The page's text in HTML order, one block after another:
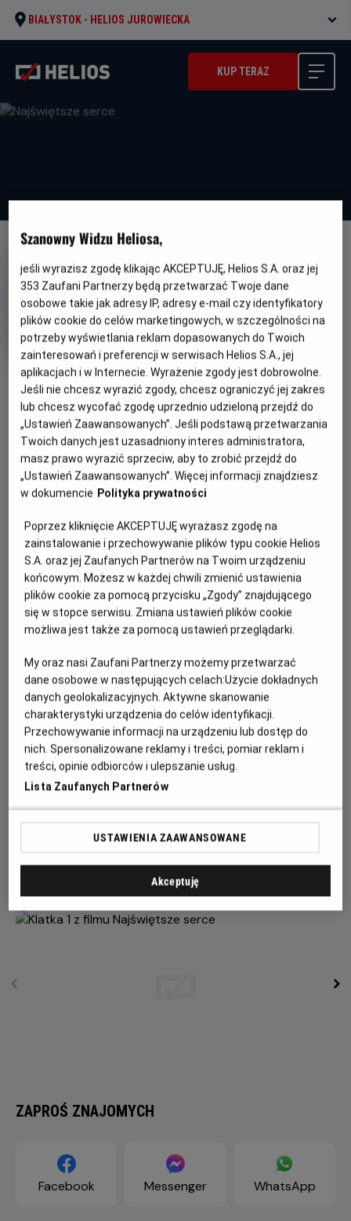
BIAŁYSTOK - HELIOS JUROWIECKA
KUP TERAZ
OBSERWUJ
Najświętsze serce
Gatunek
Dramat
Minimalny
wiek
Od 13 lat
Czas
trwania
93 min
Kraj
i
rok
produkcji
Hiszpania (2020)
PREMIERA
3 lipca 2020
REŻYSERIA SCENARIUSZ
Garrigo
OBSADA
Ignacio Ysasi, Pablo Vina, Karyme Lozano
WIĘCEJ SZCZEGÓŁÓW
OPIS FILMU
Znana pisarka Lupe Valdes poszukuje inspiracji do książki i
natrafia na tajemniczą historię sprzed lat. Wyrusza do
Francji, miejsca tajemniczych objawień, gdzie w szklanej
trumnie spoczywa nietknięte przez czas ciało wizjonerki,
św. Małgorzaty Alacoque. 300 lat temu Jezus objawił jej
swoje... Serce i przekazał 12 obietnic dla ludzi, którzy będą
Je czcić. Pisarka ulega fascynacji tą historią i podejmuje
prywatne śledztwo. W jego trakcie spotyka świętych,
papieży, ale i spiskowców, odkrywa cuda, a także zbrodnie.
Wraz z bohaterką widz poznaje źródła i historię czci
Najświętszego Serca Jezusa – kultu, który jak nic innego
naznaczył ostatnie trzy wieki historii Kościoła. Przebywa
drogę od małej francuskiej miejscowości, w której
zapłonęła iskra kultu, przez Watykan, gdzie papież
poświęca całą ludzkość i świat Najświętszemu Sercu, po
Łagiewniki, gdzie Jezus objawił, jak wielką miłością
przepełnione jest Jego Serce. Dociera wreszcie do miejsc
cudów eucharystycznych. To tam na Hostii
zmaterializowały się cząstki Najświętszego Serca.
ZAPROŚ ZNAJOMYCH
Facebook Messenger WhatsApp
Szanowny Widzu Heliosa,
jeśli wyrazisz zgodę klikając AKCEPTUJĘ, Helios S.A. oraz jej
353 Zaufani Partnerzy będą przetwarzać Twoje dane
osobowe takie jak adresy IP, adresy e-mail czy identyfikatory
plików cookie do celów marketingowych, w szczególności na
potrzeby wyświetlania reklam dopasowanych do Twoich
zainteresowań i preferencji w serwisach Helios S.A., jej
aplikacjach i w Internecie. Wyrażenie zgody jest dobrowolne.
Jeśli nie chcesz wyrazić zgody, chcesz ograniczyć jej zakres
lub chcesz wycofać zgodę uprzednio udzieloną przejdź do
„Ustawień Zaawansowanych”. Jeśli podstawą przetwarzania
Twoich danych jest uzasadniony interes administratora,
masz prawo wyrazić sprzeciw, aby to zrobić przejdź do
„Ustawień Zaawansowanych”. Więcej informacji znajdziesz
w dokumencie Polityka prywatności
Poprzez kliknięcie AKCEPTUJĘ wyrażasz zgodę na
zainstalowanie i przechowywanie plików typu cookie Helios
S.A. oraz jej Zaufanych Partnerów na Twoim urządzeniu
końcowym. Możesz w każdej chwili zmienić ustawienia
plików cookie za pomocą przycisku „Zgody” znajdującego
się w stopce serwisu. Zmiana ustawień plików cookie
możliwa jest także za pomocą ustawień przeglądarki.
My oraz nasi Zaufani Partnerzy możemy przetwarzać
dane osobowe w następujących celach:Użycie dokładnych
danych geolokalizacyjnych. Aktywne skanowanie
charakterystyki urządzenia do celów identyfikacji.
Przechowywanie informacji na urządzeniu lub dostęp do
nich. Spersonalizowane reklamy i treści, pomiar reklam i
treści, opinie odbiorców i ulepszanie usług.
Lista Zaufanych Partnerów
USTAWIENIA ZAAWANSOWANE
Akceptuję